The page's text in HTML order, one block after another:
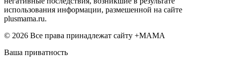
использования информации, размешенной на сайте
plusmama.ru.
© 2026 Все права принадлежат сайту +МАМА
Ваша приватность